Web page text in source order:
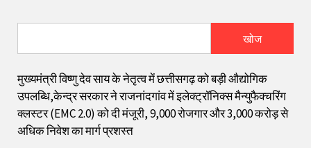
खोज
मुख्यमंत्री विष्णु देव साय के नेतृत्व में छत्तीसगढ़ को बड़ी औद्योगिक
उपलब्धि,केन्द्र सरकार ने राजनांदगांव में इलेक्ट्रॉनिक्स मैन्युफैक्चरिंग
क्लस्टर (EMC 2.0) को दी मंजूरी, 9,000 रोजगार और ₹3,000 करोड़ से
अधिक निवेश का मार्ग प्रशस्त